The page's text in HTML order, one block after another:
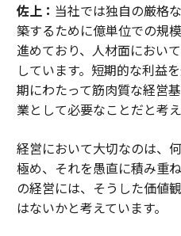
佐上： 当社では独自の厳格
築するために億単位での規
進めており、人材面におい
しています。短期的な利益
期にわたって筋肉質な経営
業として必要なことだと考え
経営において大切なのは、
極め、それを愚直に積み重
の経営には、そうした価値
はないかと考えています。